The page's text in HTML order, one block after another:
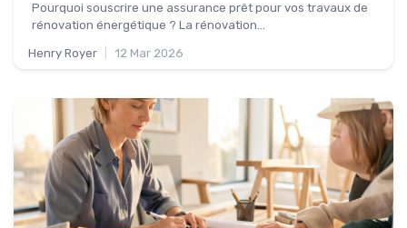
Pourquoi souscrire une assurance prêt pour vos travaux de
rénovation énergétique ? La rénovation...
Henry Royer 12 Mar 2026